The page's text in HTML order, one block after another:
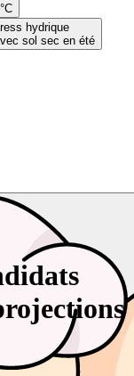
hydrique
sol sec en été